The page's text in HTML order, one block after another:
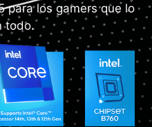
para los gamers que lo
todo.